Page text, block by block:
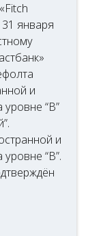
января
и
“В”
и
“В”.